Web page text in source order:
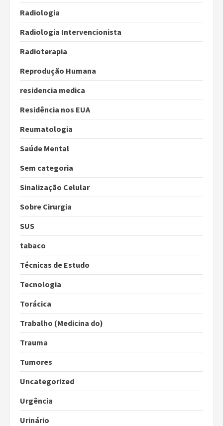
Radiologia
Radiologia Intervencionista
Radioterapia
Reprodução Humana
residencia medica
Residência nos EUA
Reumatologia
Saúde Mental
Sem categoria
Sinalização Celular
Sobre Cirurgia
SUS
tabaco
Técnicas de Estudo
Tecnologia
Torácica
Trabalho (Medicina do)
Trauma
Tumores
Uncategorized
Urgência
Urinário